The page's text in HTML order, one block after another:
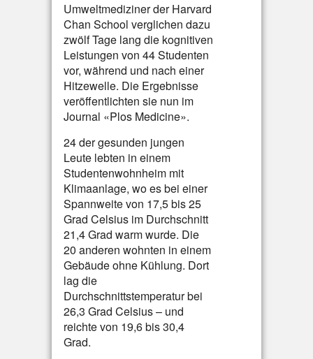
Umweltmediziner der Harvard
Chan School verglichen dazu
zwölf Tage lang die kognitiven
Leistungen von 44 Studenten
vor, während und nach einer
Hitzewelle. Die Ergebnisse
veröffentlichten sie nun im
Journal «Plos Medicine».
24 der gesunden jungen
Leute lebten in einem
Studentenwohnheim mit
Klimaanlage, wo es bei einer
Spannweite von 17,5 bis 25
Grad Celsius im Durchschnitt
21,4 Grad warm wurde. Die
20 anderen wohnten in einem
Gebäude ohne Kühlung. Dort
lag die
Durchschnittstemperatur bei
26,3 Grad Celsius – und
reichte von 19,6 bis 30,4
Grad.